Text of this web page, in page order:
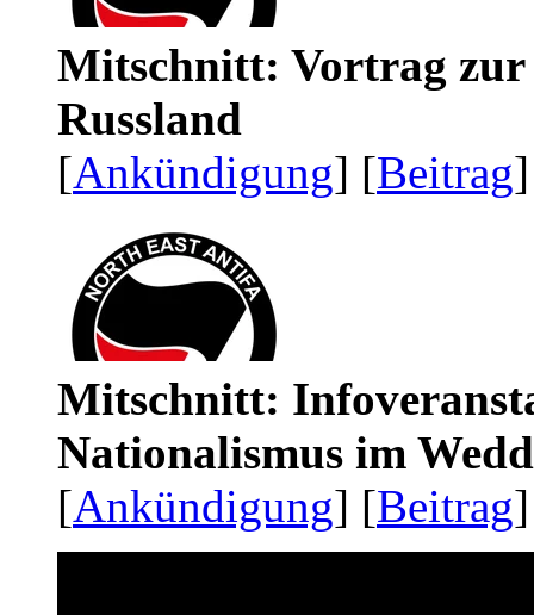
Mitschnitt: Vortrag zur
Russland
[Ankündigung] [Beitrag
Mitschnitt:
Nationalismus im
[Ankündigung] [Beitrag